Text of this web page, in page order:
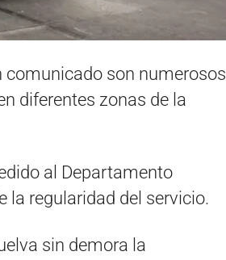
comunicado son numerosos
diferentes zonas de la
al Departamento
la regularidad del servicio.
sin demora la